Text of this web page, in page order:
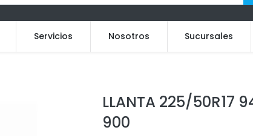
Servicios Nosotros Sucursales
LLANTA 225/50R17
900